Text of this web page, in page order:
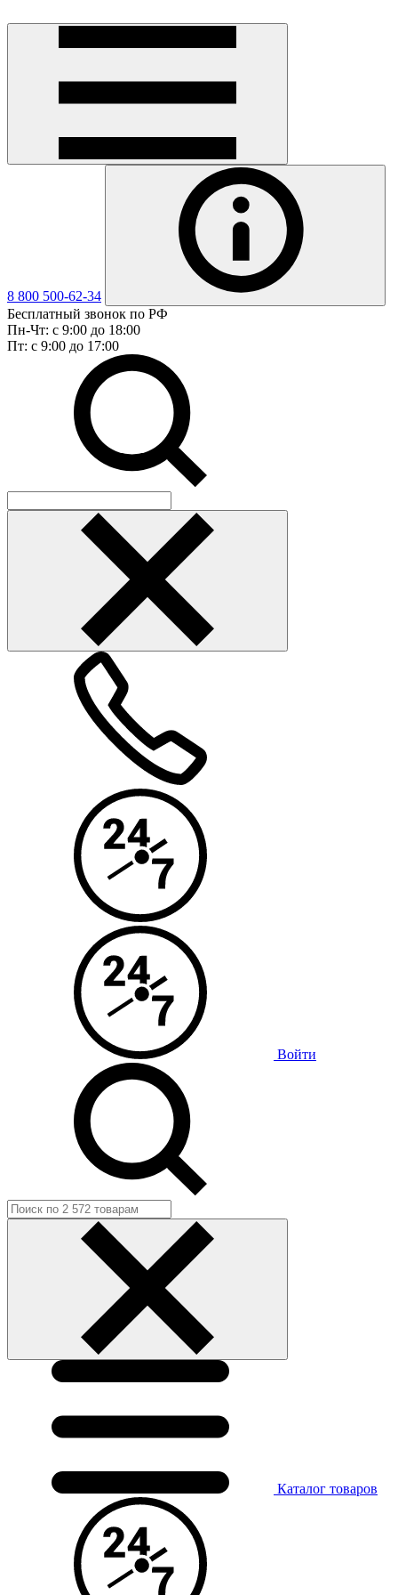
8 800 500-62-34
Бесплатный звонок по РФ
Пн-Чт: с 9:00 до 18:00
Пт: с 9:00 до 17:00
Войти
Каталог товаров